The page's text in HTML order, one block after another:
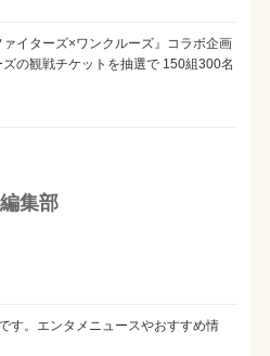
ァイターズ×ワンクルーズ』コラボ企画
の観戦チケットを抽選で 150組300名
集部
す。エンタメニュースやおすすめ情